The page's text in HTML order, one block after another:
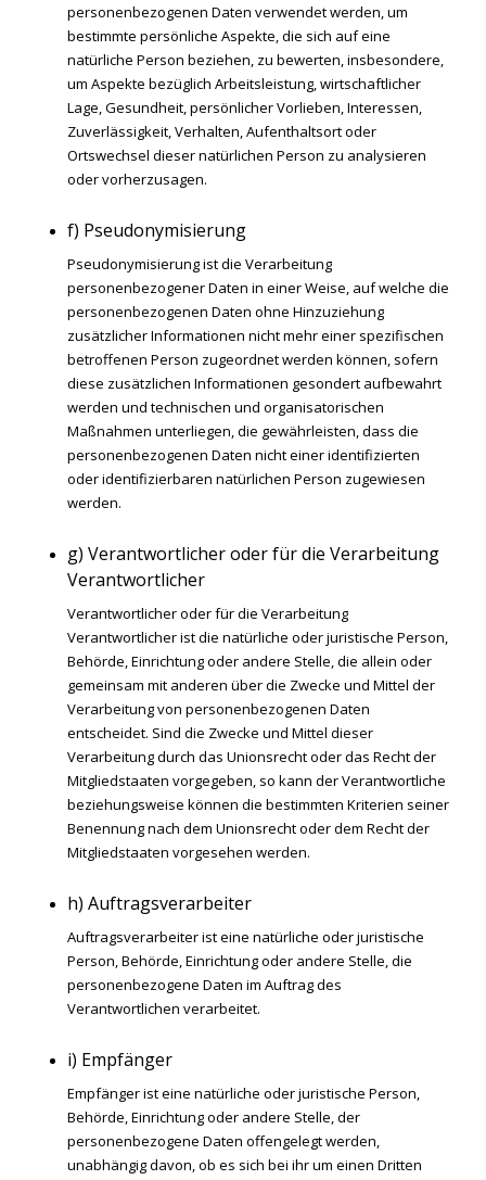
personenbezogenen Daten verwendet werden, um
bestimmte persönliche Aspekte, die sich auf eine
natürliche Person beziehen, zu bewerten, insbesondere,
um Aspekte bezüglich Arbeitsleistung, wirtschaftlicher
Lage, Gesundheit, persönlicher Vorlieben, Interessen,
Zuverlässigkeit, Verhalten, Aufenthaltsort oder
Ortswechsel dieser natürlichen Person zu analysieren
oder vorherzusagen.
f) Pseudonymisierung
Pseudonymisierung ist die Verarbeitung
personenbezogener Daten in einer Weise, auf welche die
personenbezogenen Daten ohne Hinzuziehung
zusätzlicher Informationen nicht mehr einer spezifischen
betroffenen Person zugeordnet werden können, sofern
diese zusätzlichen Informationen gesondert aufbewahrt
werden und technischen und organisatorischen
Maßnahmen unterliegen, die gewährleisten, dass die
personenbezogenen Daten nicht einer identifizierten
oder identifizierbaren natürlichen Person zugewiesen
werden.
g) Verantwortlicher oder für die Verarbeitung
Verantwortlicher
Verantwortlicher oder für die Verarbeitung
Verantwortlicher ist die natürliche oder juristische Person,
Behörde, Einrichtung oder andere Stelle, die allein oder
gemeinsam mit anderen über die Zwecke und Mittel der
Verarbeitung von personenbezogenen Daten
entscheidet. Sind die Zwecke und Mittel dieser
Verarbeitung durch das Unionsrecht oder das Recht der
Mitgliedstaaten vorgegeben, so kann der Verantwortliche
beziehungsweise können die bestimmten Kriterien seiner
Benennung nach dem Unionsrecht oder dem Recht der
Mitgliedstaaten vorgesehen werden.
h) Auftragsverarbeiter
Auftragsverarbeiter ist eine natürliche oder juristische
Person, Behörde, Einrichtung oder andere Stelle, die
personenbezogene Daten im Auftrag des
Verantwortlichen verarbeitet.
i) Empfänger
Empfänger ist eine natürliche oder juristische Person,
Behörde, Einrichtung oder andere Stelle, der
personenbezogene Daten offengelegt werden,
unabhängig davon, ob es sich bei ihr um einen Dritten